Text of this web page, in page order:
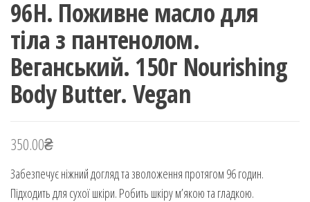
96H. Поживне масло для
тіла з пантенолом.
Веганський. 150г Nourishing
Body Butter. Vegan
350.00₴
Забезпечує ніжний догляд та зволоження протягом 96 годин.
Підходить для сухої шкіри. Робить шкіру м’якою та гладкою.